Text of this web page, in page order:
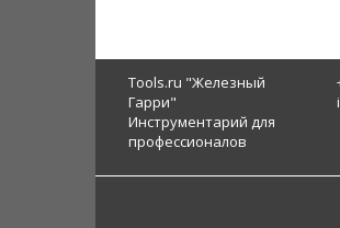
Tools.ru "Железный
Гарри"
Инструментарий для
профессионалов